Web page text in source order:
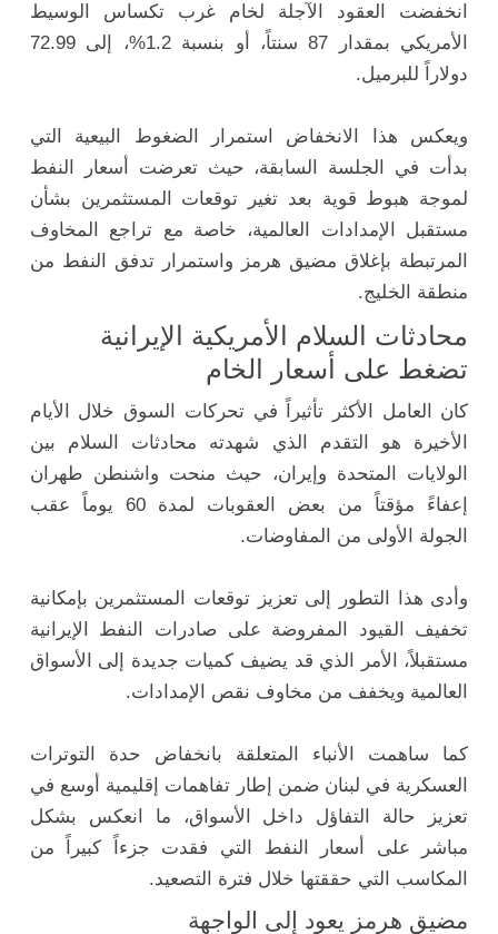
انخفضت العقود الآجلة لخام غرب تكساس الوسيط
الأمريكي بمقدار 87 سنتاً، أو بنسبة 1.2%، إلى 72.99
دولاراً للبرميل.
ويعكس هذا الانخفاض استمرار الضغوط البيعية التي
بدأت في الجلسة السابقة، حيث تعرضت أسعار النفط
لموجة هبوط قوية بعد تغير توقعات المستثمرين بشأن
مستقبل الإمدادات العالمية، خاصة مع تراجع المخاوف
المرتبطة بإغلاق مضيق هرمز واستمرار تدفق النفط من
منطقة الخليج.
محادثات السلام الأمريكية الإيرانية
تضغط على أسعار الخام
كان العامل الأكثر تأثيراً في تحركات السوق خلال الأيام
الأخيرة هو التقدم الذي شهدته محادثات السلام بين
الولايات المتحدة وإيران، حيث منحت واشنطن طهران
إعفاءً مؤقتاً من بعض العقوبات لمدة 60 يوماً عقب
الجولة الأولى من المفاوضات.
وأدى هذا التطور إلى تعزيز توقعات المستثمرين بإمكانية
تخفيف القيود المفروضة على صادرات النفط الإيرانية
مستقبلاً، الأمر الذي قد يضيف كميات جديدة إلى الأسواق
العالمية ويخفف من مخاوف نقص الإمدادات.
كما ساهمت الأنباء المتعلقة بانخفاض حدة التوترات
العسكرية في لبنان ضمن إطار تفاهمات إقليمية أوسع في
تعزيز حالة التفاؤل داخل الأسواق، ما انعكس بشكل
مباشر على أسعار النفط التي فقدت جزءاً كبيراً من
المكاسب التي حققتها خلال فترة التصعيد.
مضيق هرمز يعود إلى الواجهة